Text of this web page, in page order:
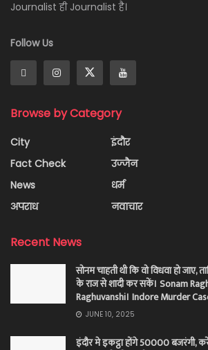
Journalist ही Journalist है।
Follow Us
Browse by Category
City
Fact Check
News
अपराध
इंदौर
उज्जैन
धर्म
नवाचार
Recent News
सोनम चाहती थी कि वो विधवा हो जाए,
के राज से शादी कर सकें। Sonam
Raghuvanshi। Indore Murder
JUNE 10, 2025
इंदौर मे इकट्ठा होंगे 50000 बजरंगी,